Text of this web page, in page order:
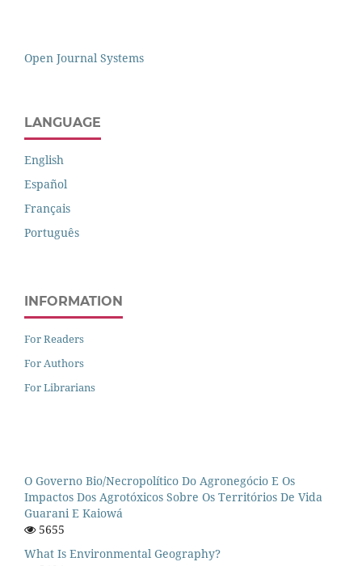
Open Journal Systems
LANGUAGE
English
Español
Français
Português
INFORMATION
For Readers
For Authors
For Librarians
O Governo Bio/necropolítico Do Agronegócio E Os
Impactos Dos Agrotóxicos Sobre Os Territórios De Vida
Guarani E Kaiowá
5655
What Is Environmental Geography?